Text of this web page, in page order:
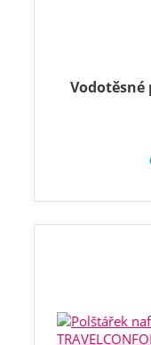
Vodotěsné